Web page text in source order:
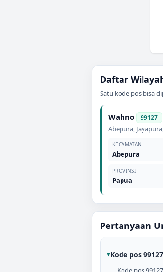
Daftar
Satu kode pos bisa
Wahno 99127
Abepura, Jayapura,
KECAMATAN
Abepura
PROVINSI
Papua
Pertanyaan
Kode pos
Kode pos